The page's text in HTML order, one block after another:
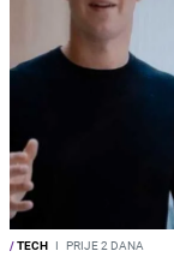
/TECH I PRIJE 2 DANA